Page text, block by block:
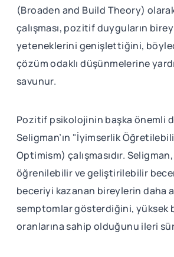
(Broaden and Build Theory)
çalışması, pozitif duyguların
yeteneklerini genişlettiğini,
çözüm odaklı düşünmelerine
savunur.
Pozitif psikolojinin başka önemli
Seligman’ın "İyimserlik
Optimism) çalışmasıdır.
öğrenilebilir ve geliştirilebilir
beceriyi kazanan bireylerin daha
semptomlar gösterdiğini, yüksek
oranlarına sahip olduğunu ileri